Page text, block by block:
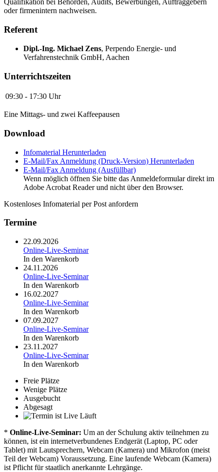
Qualifikation bei Behörden, Audits, Bewerbungen, Auftraggebern
oder firmenintern nachweisen.
Referent
Dipl.-Ing. Michael Zens, Perpendo Energie- und
Verfahrenstechnik GmbH, Aachen
Unterrichtszeiten
09:30 - 17:30 Uhr
Eine Mittags- und zwei Kaffeepausen
Download
Infomaterial Herunterladen
E-Mail/Fax Anmeldung (Druck-Version) Herunterladen
E-Mail/Fax Anmeldung (Ausfüllbar)
Wenn möglich öffnen Sie bitte das Anmeldeformular direkt im
Adobe Acrobat Reader und nicht über den Browser.
Kostenloses Infomaterial per Post anfordern
Termine
22.09.2026
Online-Live-Seminar
In den Warenkorb
24.11.2026
Online-Live-Seminar
In den Warenkorb
16.02.2027
Online-Live-Seminar
In den Warenkorb
07.09.2027
Online-Live-Seminar
In den Warenkorb
23.11.2027
Online-Live-Seminar
In den Warenkorb
Freie Plätze
Wenige Plätze
Ausgebucht
Abgesagt
Läuft
* Online-Live-Seminar: Um an der Schulung aktiv teilnehmen zu
können, ist ein internetverbundenes Endgerät (Laptop, PC oder
Tablet) mit Lautsprechern, Webcam (Kamera) und Mikrofon (meist
Teil der Webcam) Voraussetzung. Eine laufende Webcam (Kamera)
ist Pflicht für staatlich anerkannte Lehrgänge.